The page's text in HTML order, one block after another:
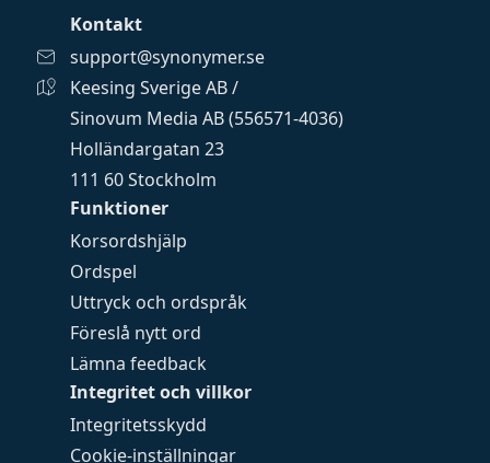
Funktioner
Korsordshjälp
Ordspel
Uttryck och ordspråk
Föreslå nytt ord
Lämna feedback
Integritet och villkor
Integritetsskydd
Cookie-inställningar
Kontakt
support@synonymer.se
Keesing Sverige AB /
Sinovum Media AB (556571-4036)
Holländargatan 23
111 60 Stockholm